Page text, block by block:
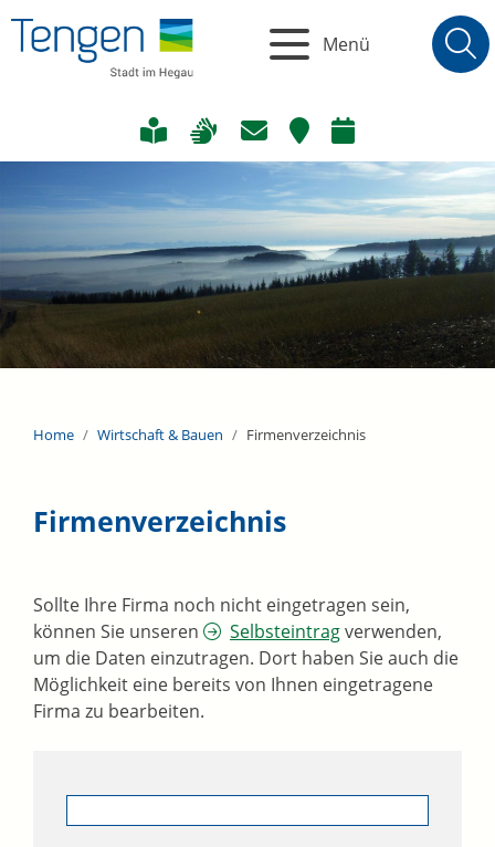
Menü
Home Wirtschaft & Bauen Firmenverzeichnis
Firmenverzeichnis
Sollte Ihre Firma noch nicht eingetragen sein,
können Sie unseren
Selbsteintragverwenden,
um die Daten einzutragen. Dort haben Sie auch die
Möglichkeit eine bereits von Ihnen eingetragene
Firma zu bearbeiten.